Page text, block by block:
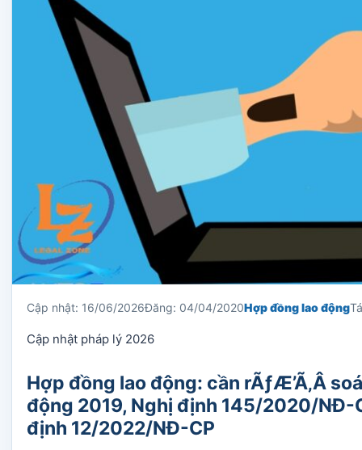
Cập nhật: 16/06/2026Đăng: 04/04/2020Hợp đồng lao động
Cập nhật pháp lý 2026
Hợp đồng lao động: cần rÃƒÆ’Ã‚Â
động 2019, Nghị định 145/2020/NĐ-
định 12/2022/NĐ-CP